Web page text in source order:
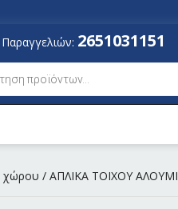
2651031151
χώρου / ΑΠΛΙΚΑ TOIXOY